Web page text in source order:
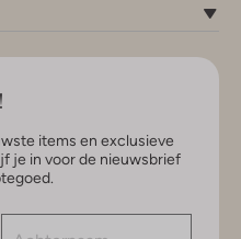
items en exclusieve
je in voor de nieuwsbrief